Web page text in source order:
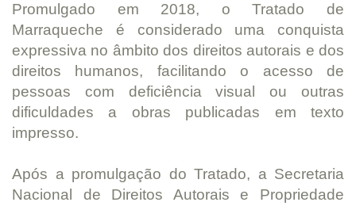
Promulgado em 2018, o Tratado de
Marraqueche é considerado uma conquista
expressiva no âmbito dos direitos autorais e dos
direitos humanos, facilitando o acesso de
pessoas com deficiência visual ou outras
dificuldades a obras publicadas em texto
impresso.
Após a promulgação do Tratado, a Secretaria
Nacional de Direitos Autorais e Propriedade